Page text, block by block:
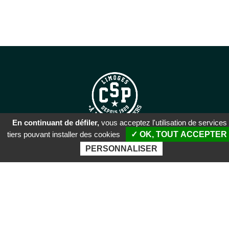
SIÈGE SOCIAL
51 rue Descartes
En continuant de défiler, vous acceptez l'utilisation de services
tiers pouvant installer des cookies
✓ OK, TOUT ACCEPTER
PERSONNALISER